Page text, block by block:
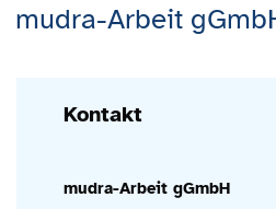
mudra-Arbeit
Kontakt
mudra-Arbeit gGmbH